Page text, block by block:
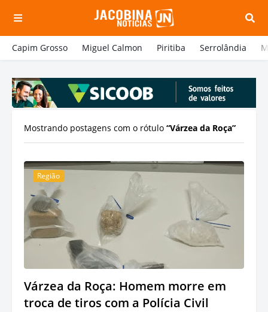
Capim Grosso Miguel Calmon Piritiba Serrolândia
Mostrando postagens com o rótulo Várzea da Roça
Região
Várzea da Roça: Homem morre em
troca de tiros com a Polícia Civil